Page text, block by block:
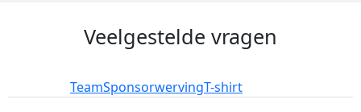
Veelgestelde vragen
TeamSponsorwervingT-shirt